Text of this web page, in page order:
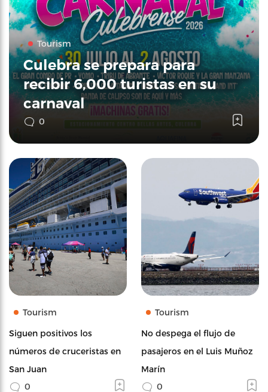
Tourism
Culebra se prepara para
recibir 6,000 turistas en su
carnaval
0
Tourism
Siguen positivos los
números de cruceristas en
San Juan
0
Tourism
No despega el flujo de
pasajeros en el Luis Muñoz
Marín
0